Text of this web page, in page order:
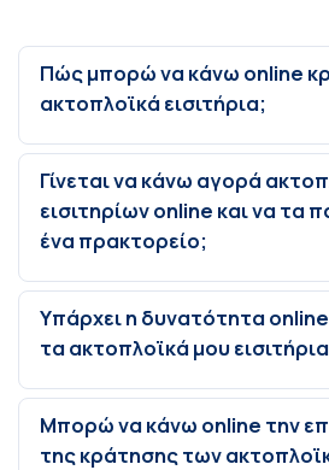
Πώς μπορώ να κάνω online
ακτοπλοϊκά εισιτήρια;
Γίνεται να κάνω αγορά
εισιτηρίων online και να τα
ένα πρακτορείο;
Υπάρχει η δυνατότητα
τα ακτοπλοϊκά μου
Μπορώ να κάνω online την
της κράτησης των